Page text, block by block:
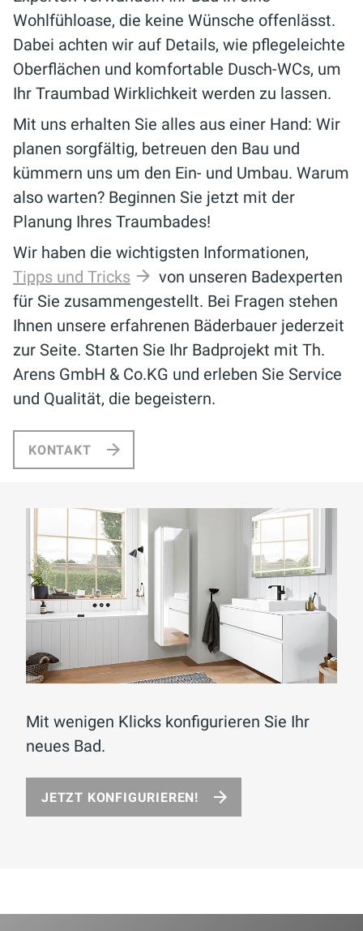
Wohlfühloase, die keine Wünsche offenlässt.
Dabei achten wir auf Details, wie pflegeleichte
Oberflächen und komfortable Dusch-WCs, um
Ihr Traumbad Wirklichkeit werden zu lassen.
Mit uns erhalten Sie alles aus einer Hand: Wir
planen sorgfältig, betreuen den Bau und
kümmern uns um den Ein- und Umbau. Warum
also warten? Beginnen Sie jetzt mit der
Planung Ihres Traumbades!
Wir haben die wichtigsten Informationen,
Tipps und Tricks
von unseren Badexperten
für Sie zusammengestellt. Bei Fragen stehen
Ihnen unsere erfahrenen Bäderbauer jederzeit
zur Seite. Starten Sie Ihr Badprojekt mit Th.
Arens GmbH & Co.KG und erleben Sie Service
und Qualität, die begeistern.
KONTAKT
Mit wenigen Klicks konfigurieren Sie Ihr
neues Bad.
JETZT KONFIGURIEREN!